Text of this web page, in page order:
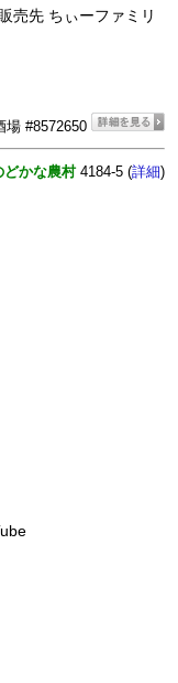
売先 ちぃーファミリ
場 #8572650
どかな農村4184-5 (詳細)